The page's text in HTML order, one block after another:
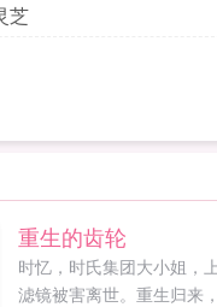
芝
重生的齿轮
时忆，时氏集团大小姐，
滤镜被害离世。重生归来